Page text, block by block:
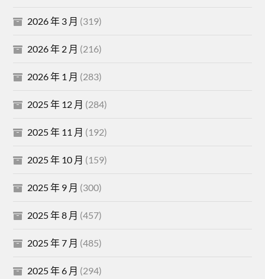
2026 年 3 月 (319)
2026 年 2 月 (216)
2026 年 1 月 (283)
2025 年 12 月 (284)
2025 年 11 月 (192)
2025 年 10 月 (159)
2025 年 9 月 (300)
2025 年 8 月 (457)
2025 年 7 月 (485)
2025 年 6 月 (294)